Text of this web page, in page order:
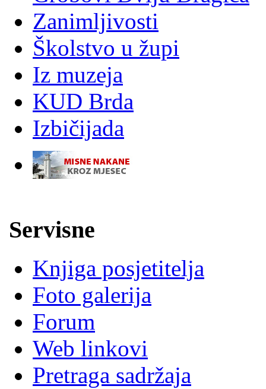
Zanimljivosti
Školstvo u župi
Iz muzeja
KUD Brda
Izbičijada
Servisne
Knjiga posjetitelja
Foto galerija
Forum
Web linkovi
Pretraga sadržaja